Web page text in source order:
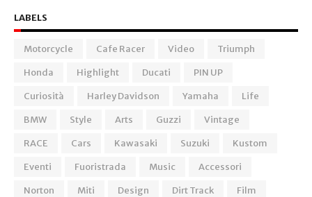
LABELS
Motorcycle Cafe Racer Video
Triumph
Honda
Highlight Ducati
PIN UP
Curiosità
Harley Davidson Yamaha
Life
BMW
Style Arts Guzzi
Vintage
RACE
Cars Kawasaki Suzuki
Kustom
Eventi
Fuoristrada Music
Accessori
Norton
Miti Design Dirt Track
Film